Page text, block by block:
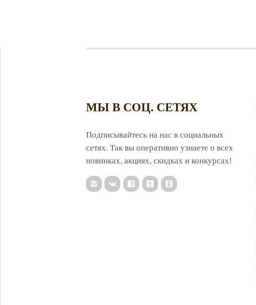
МЫ В СОЦ. СЕТЯХ
Подписывайтесь на нас в социальных
сетях. Так вы оперативно узнаете о всех
новинках, акциях, скидках и конкурсах!